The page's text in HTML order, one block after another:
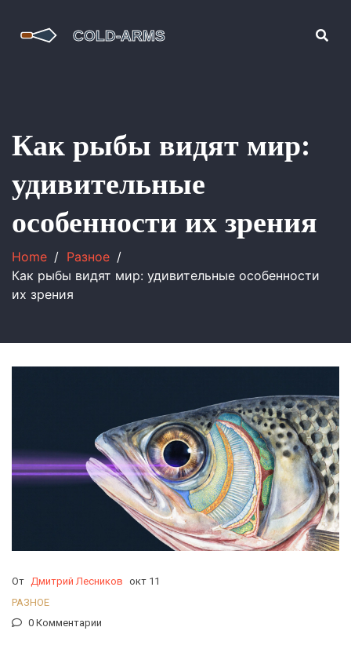
Как рыбы видят мир:
удивительные
особенности их зрения
Home
Разное
Как рыбы видят мир: удивительные особенности
их зрения
От Дмитрий Лесников окт 11
РАЗНОЕ
0 Комментарии